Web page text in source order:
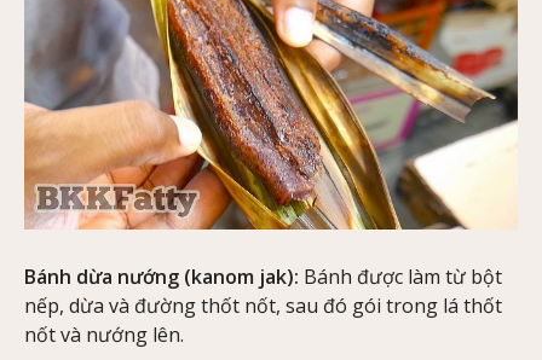
Bánh dừa nướng (kanom jak): Bánh được làm từ bột
nếp, dừa và đường thốt nốt, sau đó gói trong lá thốt
nốt và nướng lên.